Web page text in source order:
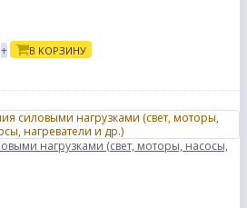
+ В КОРЗИНУ
нагрузками (свет, моторы, насосы,